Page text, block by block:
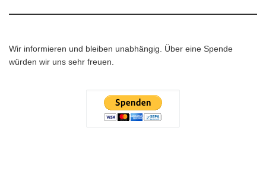
Wir informieren und bleiben unabhängig. Über eine Spende
würden wir uns sehr freuen.